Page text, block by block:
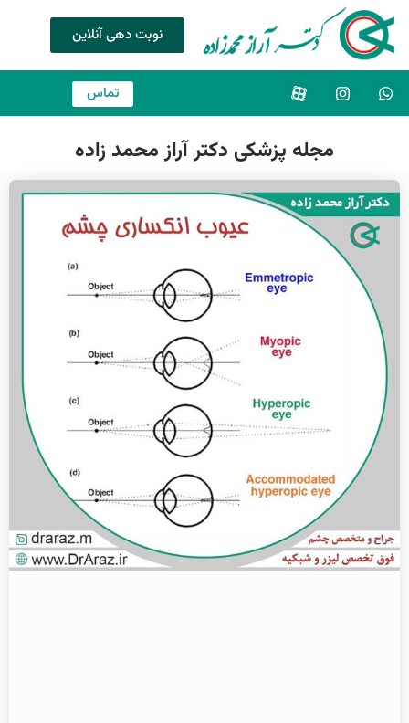
نوبت دهی آنلاین
تماس
مجله پزشکی دکتر آراز محمد زاده